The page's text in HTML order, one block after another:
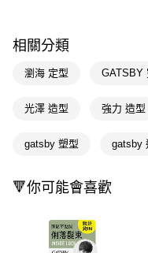
AFTEE先享後付
相關說明
AFTEE先享後付是「在收到
便利好安心！
２．便利：只要手機號碼，簡
【「AFTEE先享後付」結帳流
結帳頁面，進行簡訊認證並確
２．訂單成立數日內，您將收
３．收到繳費通知簡訊後14
運送方式
每筆NT$65，滿NT$390(含
每筆NT$65，滿NT$390(
相關分類
瀏海 定型 GATSBY
光澤 造型 強力 造型
gatsby 塑型 gatsby
🔻你可能會喜歡